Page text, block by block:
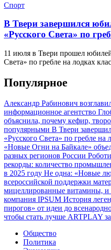
Спорт
В Твери завершился
«Русского Света» по
11 июля в Твери прошел
Света» по гребле на лодках
Популярное
Александр Рабинович
информационное агентство
объяснила, почему кефир,
популярными В Твери
«Русского Света» по гребле на
«Новые Огни на Байкале»
разных регионов России
рекорды: количество
в 2025 году Не одна: «Новые
всероссийской поддержки
мицеллированные витамины, и
компания IPSUM История
пирогов» от идеи до
чтобы стать лучше ARTPLAY
Общество
Политика